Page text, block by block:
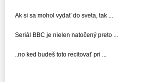
Ak si sa mohol vydať do sveta, tak ...
Seriál BBC je nielen natočený preto ...
..no ked budeš toto recitovať pri ...